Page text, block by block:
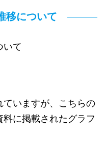
移について
いて
いますが、こちらの
に掲載されたグラフ